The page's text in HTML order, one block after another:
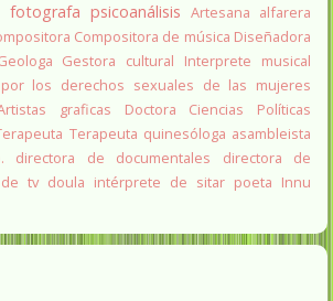
fotografa psicoanálisis Artesana alfarera
Compositora de música Diseñadora
Gestora cultural
Interprete musical
por los derechos sexuales de las mujeres
graficas
Doctora Ciencias Políticas
Terapeuta quinesóloga asambleista
directora de documentales
directora de
tv doula intérprete de sitar poeta Innu